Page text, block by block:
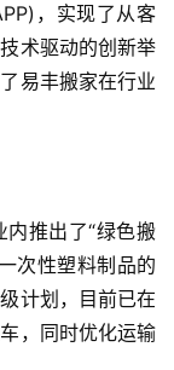
，实现了从客
术驱动的创新举
易丰搬家在行业
推出了“绿色搬
次性塑料制品的
计划，目前已在
，同时优化运输